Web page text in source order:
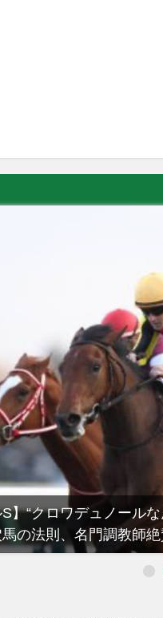
】“クロワデュノール
の法則、名門調教師絶